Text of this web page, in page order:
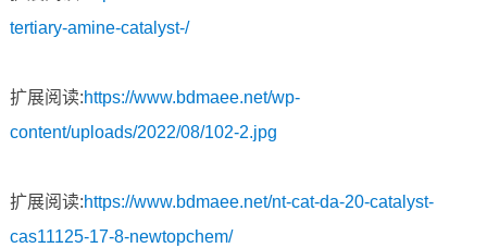
tertiary-amine-catalyst-/
扩展阅读:https://www.bdmaee.net/wp-
content/uploads/2022/08/102-2.jpg
扩展阅读:https://www.bdmaee.net/nt-cat-da-20-catalyst-
cas11125-17-8-newtopchem/